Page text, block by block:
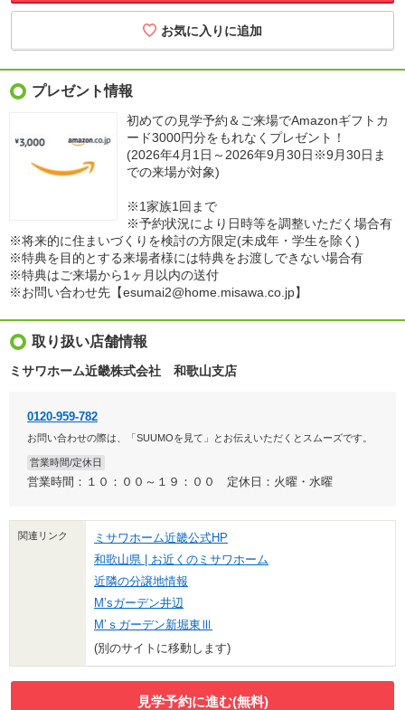
プレゼント情報
初めての見学予約＆ご来場でAmazonギフトカ
ード3000円分をもれなくプレゼント！
(2026年4月1日～2026年9月30日※9月30日ま
での来場が対象)
※1家族1回まで
※予約状況により日時等を調整いただく場合有
※将来的に住まいづくりを検討の方限定(未成年・学生を除く)
※特典を目的とする来場者様には特典をお渡しできない場合有
※特典はご来場から1ヶ月以内の送付
※お問い合わせ先【esumai2@home.misawa.co.jp】
取り扱い店舗情報
ミサワホーム近畿株式会社 和歌山支店
0120-959-782
お問い合わせの際は、「SUUMOを見て」とお伝えいただくとスムーズです。
営業時間/定休日
営業時間：１０：００～１９：００ 定休日：火曜・水曜
関連リンク
ミサワホーム近畿公式HP
和歌山県 | お近くのミサワホーム
近隣の分譲地情報
M’sガーデン井辺
M’ｓガーデン新堀東Ⅲ
(別のサイトに移動します)
見学予約に進む(無料)